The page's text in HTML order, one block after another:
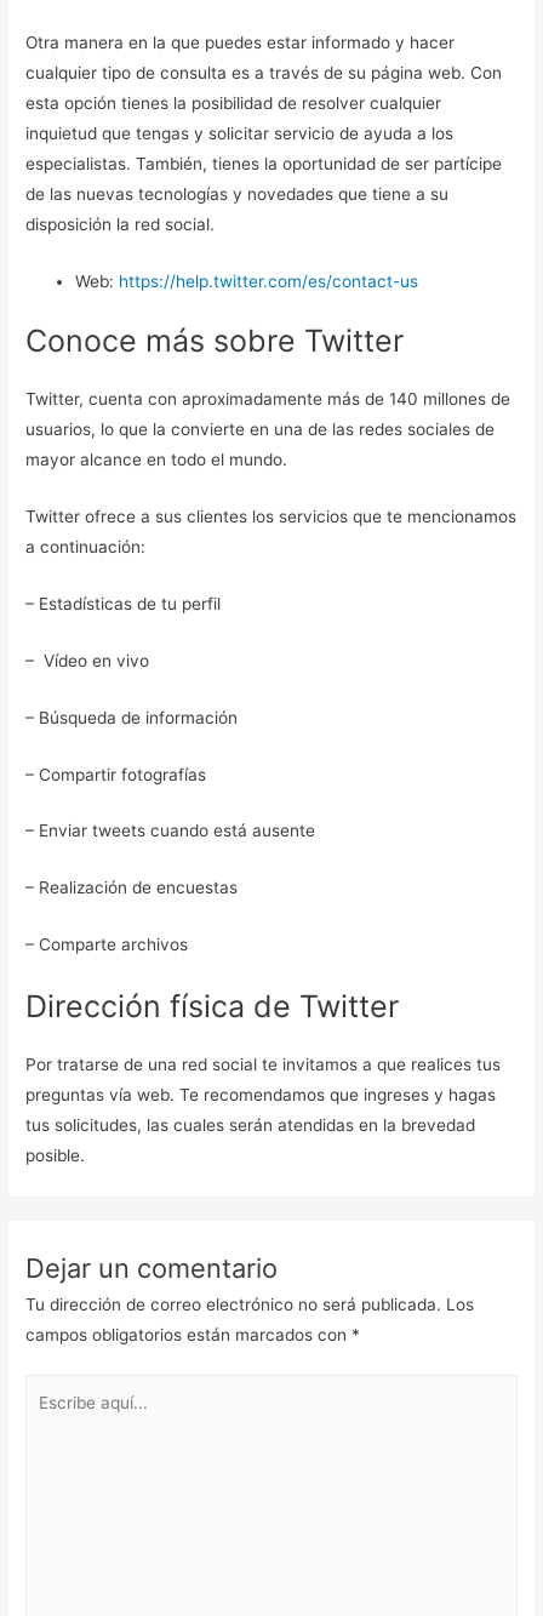
Otra manera en la que puedes estar informado y hacer
cualquier tipo de consulta es a través de su página web. Con
esta opción tienes la posibilidad de resolver cualquier
inquietud que tengas y solicitar servicio de ayuda a los
especialistas. También, tienes la oportunidad de ser partícipe
de las nuevas tecnologías y novedades que tiene a su
disposición la red social.
Web: https://help.twitter.com/es/contact-us
Conoce más sobre Twitter
Twitter, cuenta con aproximadamente más de 140 millones de
usuarios, lo que la convierte en una de las redes sociales de
mayor alcance en todo el mundo.
Twitter ofrece a sus clientes los servicios que te mencionamos
a continuación:
– Estadísticas de tu perfil
– Vídeo en vivo
– Búsqueda de información
– Compartir fotografías
– Enviar tweets cuando está ausente
– Realización de encuestas
– Comparte archivos
Dirección física de Twitter
Por tratarse de una red social te invitamos a que realices tus
preguntas vía web. Te recomendamos que ingreses y hagas
tus solicitudes, las cuales serán atendidas en la brevedad
posible.
Dejar un comentario
Tu dirección de correo electrónico no será publicada. Los
campos obligatorios están marcados con *